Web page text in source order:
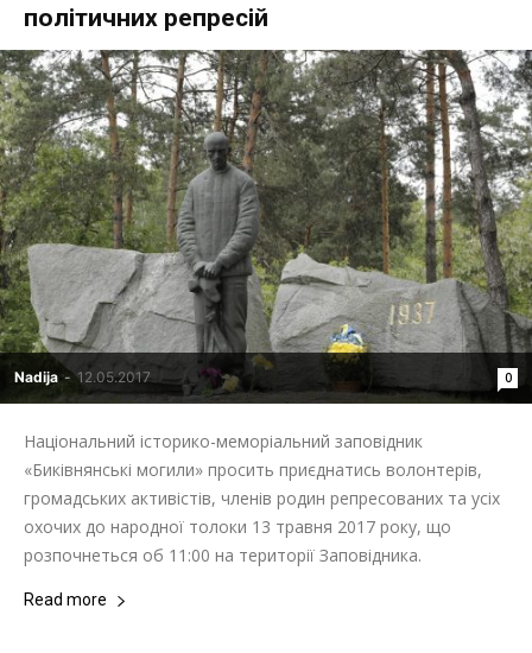
політичних репресій
Nadija - 12.05.2017 0
Національний історико-меморіальний заповідник
«Биківнянські могили» просить приєднатись волонтерів,
громадських активістів, членів родин репресованих та усіх
охочих до народної толоки 13 травня 2017 року, що
розпочнеться об 11:00 на території Заповідника.
Read more